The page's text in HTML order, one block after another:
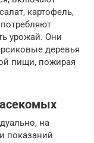
картофель,
урожай. Они
деревья
пищи, пожирая
на
показаний